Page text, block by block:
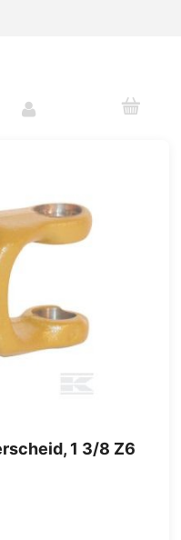
1 3/8 Z6